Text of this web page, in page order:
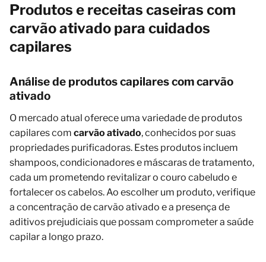
Produtos e receitas caseiras com
carvão ativado para cuidados
capilares
Análise de produtos capilares com carvão
ativado
O mercado atual oferece uma variedade de produtos
capilares com carvão ativado, conhecidos por suas
propriedades purificadoras. Estes produtos incluem
shampoos, condicionadores e máscaras de tratamento,
cada um prometendo revitalizar o couro cabeludo e
fortalecer os cabelos. Ao escolher um produto, verifique
a concentração de carvão ativado e a presença de
aditivos prejudiciais que possam comprometer a saúde
capilar a longo prazo.